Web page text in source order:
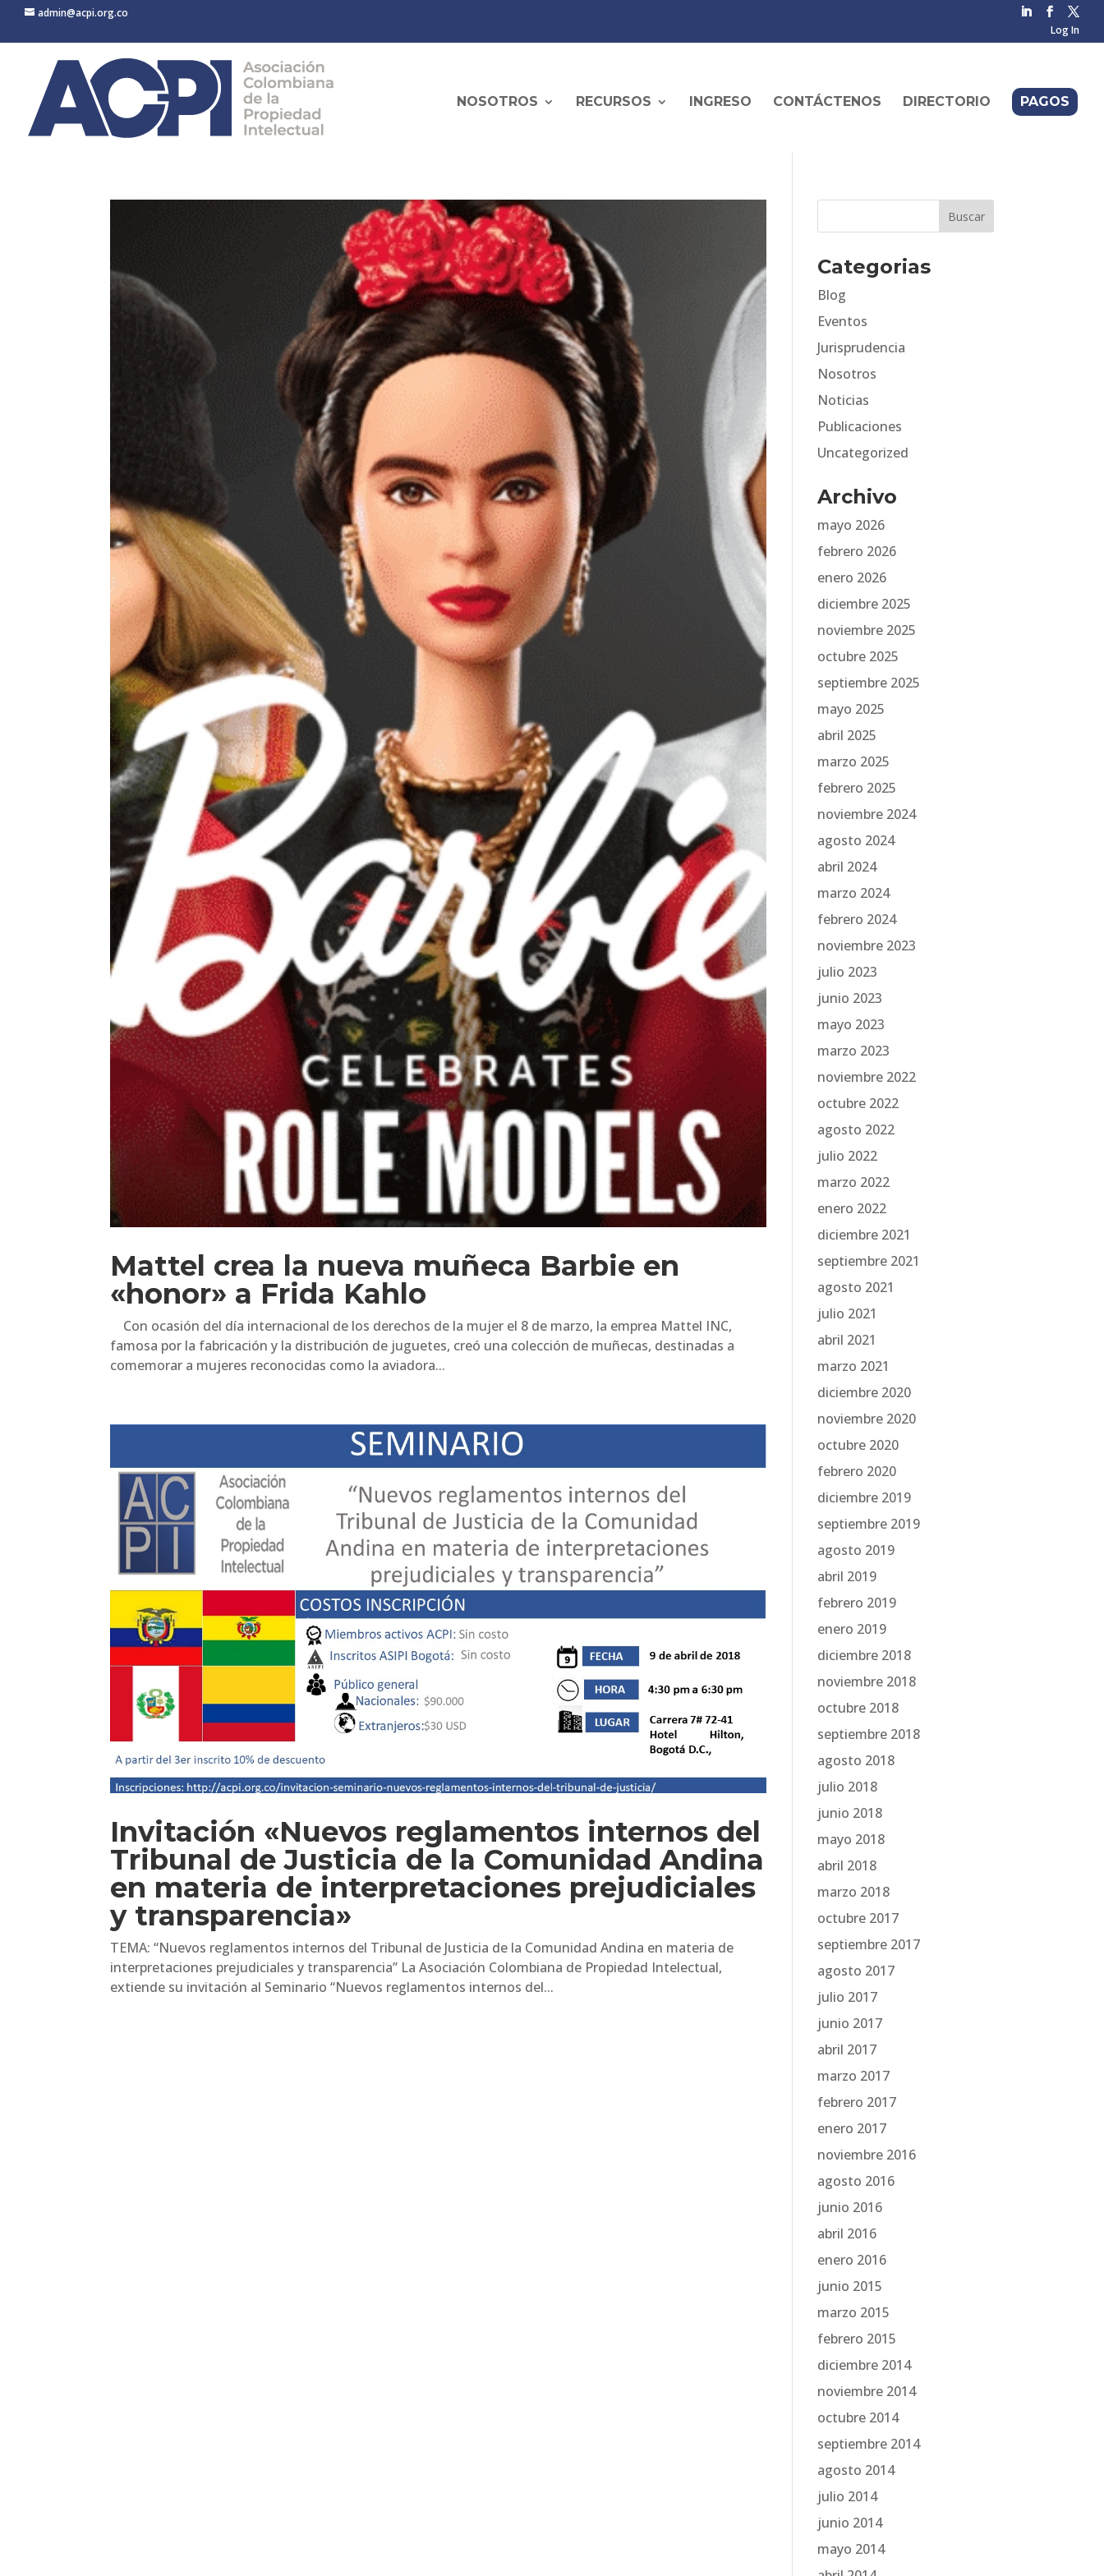
admin@acpi.org.co
Log In
NOSOTROS RECURSOS INGRESO CONTÁCTENOS DIRECTORIO PAGOS
Mattel crea la nueva muñeca Barbie en
«honor» a Frida Kahlo
Con ocasión del día internacional de los derechos de la mujer el 8 de marzo, la emprea Mattel INC,
famosa por la fabricación y la distribución de juguetes, creó una colección de muñecas, destinadas a
comemorar a mujeres reconocidas como la aviadora...
Invitación «Nuevos reglamentos internos del
Tribunal de Justicia de la Comunidad Andina
en materia de interpretaciones prejudiciales
y transparencia»
TEMA: “Nuevos reglamentos internos del Tribunal de Justicia de la Comunidad Andina en materia de
interpretaciones prejudiciales y transparencia” La Asociación Colombiana de Propiedad Intelectual,
extiende su invitación al Seminario “Nuevos reglamentos internos del...
Categorias
Blog
Eventos
Jurisprudencia
Nosotros
Noticias
Publicaciones
Uncategorized
Archivo
mayo 2026
febrero 2026
enero 2026
diciembre 2025
noviembre 2025
octubre 2025
septiembre 2025
mayo 2025
abril 2025
marzo 2025
febrero 2025
noviembre 2024
agosto 2024
abril 2024
marzo 2024
febrero 2024
noviembre 2023
julio 2023
junio 2023
mayo 2023
marzo 2023
noviembre 2022
octubre 2022
agosto 2022
julio 2022
marzo 2022
enero 2022
diciembre 2021
septiembre 2021
agosto 2021
julio 2021
abril 2021
marzo 2021
diciembre 2020
noviembre 2020
octubre 2020
febrero 2020
diciembre 2019
septiembre 2019
agosto 2019
abril 2019
febrero 2019
enero 2019
diciembre 2018
noviembre 2018
octubre 2018
septiembre 2018
agosto 2018
julio 2018
junio 2018
mayo 2018
abril 2018
marzo 2018
octubre 2017
septiembre 2017
agosto 2017
julio 2017
junio 2017
abril 2017
marzo 2017
febrero 2017
enero 2017
noviembre 2016
agosto 2016
junio 2016
abril 2016
enero 2016
junio 2015
marzo 2015
febrero 2015
diciembre 2014
noviembre 2014
octubre 2014
septiembre 2014
agosto 2014
julio 2014
junio 2014
mayo 2014